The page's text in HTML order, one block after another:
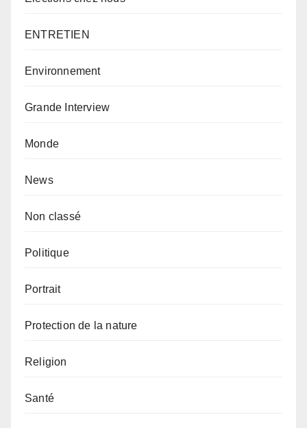
ENTRETIEN
Environnement
Grande Interview
Monde
News
Non classé
Politique
Portrait
Protection de la nature
Religion
Santé